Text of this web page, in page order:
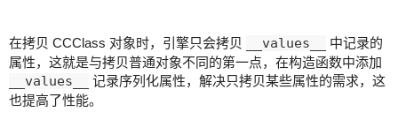
在拷贝 CCClass 对象时，引擎只会拷贝 __values__
中记录的
属性，这就是与拷贝普通对象不同的第一点，在构造函数中添加
__values__
记录序列化属性，解决只拷贝某些属性的需求，这
也提高了性能。